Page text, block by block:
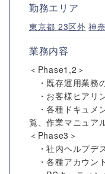
勤務エリア
東京都 23区外 神
業務内容
＜Phase1,2＞
・既存運用業務
・お客様ヒアリ
・各種ドキュメ
覧、作業マニュア
＜Phase3＞
・社内ヘルプデ
・各種アカウン